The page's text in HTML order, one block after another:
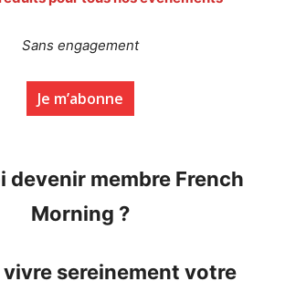
Sans engagement
Je m’abonne
devenir membre French
Morning ?
vivre sereinement votre